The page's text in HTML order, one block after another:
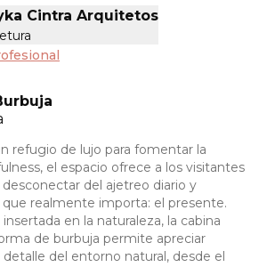
Cintra Arquitetos
refugio de lujo para fomentar la
el espacio ofrece a los visitantes
del ajetreo diario y
realmente importa: el presente.
en la naturaleza, la cabina
de burbuja permite apreciar
del entorno natural, desde el